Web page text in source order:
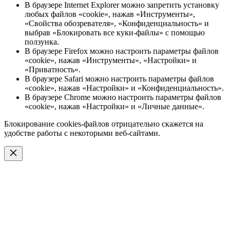
В браузере Internet Explorer можно запретить установку
любых файлов «cookie», нажав «Инструменты»,
«Свойства обозревателя», «Конфиденциальность» и
выбрав «Блокировать все куки-файлы» с помощью
ползунка.
В браузере Firefox можно настроить параметры файлов
«cookie», нажав «Инструменты», «Настройки» и
«Приватность».
В браузере Safari можно настроить параметры файлов
«cookie», нажав «Настройки» и «Конфиденциальность».
В браузере Chrome можно настроить параметры файлов
«cookie», нажав «Настройки» и «Личные данные».
Блокирование cookies-файлов отрицательно скажется на
удобстве работы с некоторыми веб-сайтами.